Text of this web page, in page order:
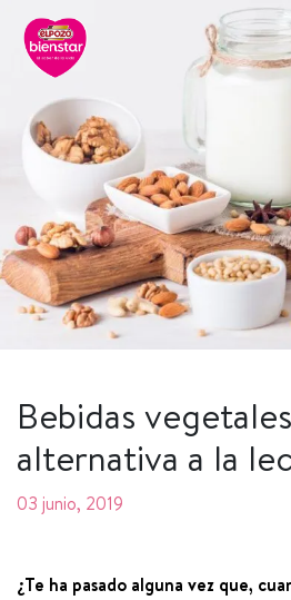
Bebidas
alternativa a la
03 junio, 2019
¿Te ha pasado alguna vez que,